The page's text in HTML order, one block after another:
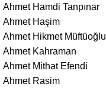
Ahmet Hamdi Tanpınar
Ahmet Haşim
Ahmet Hikmet Müftüoğlu
Ahmet Kahraman
Ahmet Mithat Efendi
Ahmet Rasim